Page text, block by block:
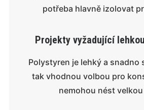
potřeba hlavně izolovat
Projekty vyžadující
Polystyren je lehký a snadno
tak vhodnou volbou pro
nemohou nést